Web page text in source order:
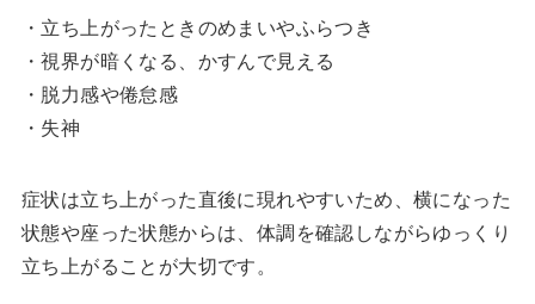
・立ち上がったときのめまいやふらつき
・視界が暗くなる、かすんで見える
・脱力感や倦怠感
・失神
症状は立ち上がった直後に現れやすいため、横になった
状態や座った状態からは、体調を確認しながらゆっくり
立ち上がることが大切です。